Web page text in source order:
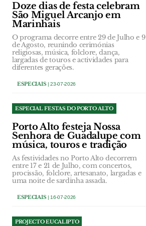
Doze dias de festa celebram
São Miguel Arcanjo em
Marinhais
O programa decorre entre 29 de Julho e 9
de Agosto, reunindo cerimónias
religiosas, música, folclore, dança,
largadas de touros e actividades para
diferentes gerações.
ESPECIAIS| 23-07-2026
ESPECIAL FESTAS DO PORTO ALTO
Porto Alto festeja Nossa
Senhora de Guadalupe com
música, touros e tradição
As festividades no Porto Alto decorrem
entre 17 e 21 de Julho, com concertos,
procissão, folclore, artesanato, largadas e
uma noite de sardinha assada.
ESPECIAIS| 16-07-2026
PROJECTO EUCALIPTO